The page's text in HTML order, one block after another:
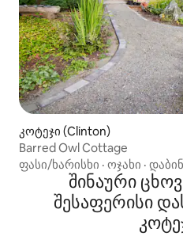
კოტეჯი (Clinton)
Barred Owl Cottage
ფასი/ხარისხი · ოჯახი ·
შინაური
შესაფერისი